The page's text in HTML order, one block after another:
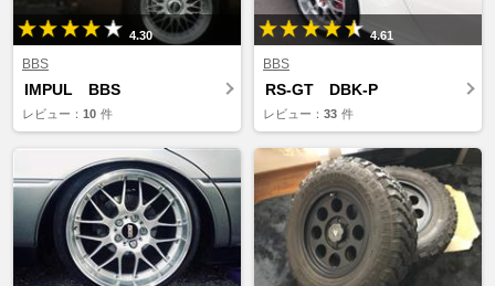
4.30
BBS
IMPUL BBS
レビュー： 10 件
4.61
BBS
RS-GT DBK-P
レビュー： 33 件